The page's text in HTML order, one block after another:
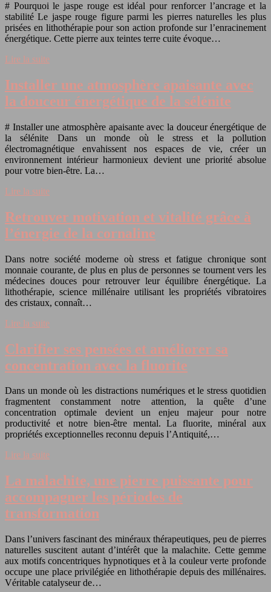
# Pourquoi le jaspe rouge est idéal pour renforcer l’ancrage et la
stabilité Le jaspe rouge figure parmi les pierres naturelles les plus
prisées en lithothérapie pour son action profonde sur l’enracinement
énergétique. Cette pierre aux teintes terre cuite évoque…
Lire la suite
Installer une atmosphère apaisante avec
la douceur énergétique de la sélénite
# Installer une atmosphère apaisante avec la douceur énergétique de
la sélénite Dans un monde où le stress et la pollution
électromagnétique envahissent nos espaces de vie, créer un
environnement intérieur harmonieux devient une priorité absolue
pour votre bien-être. La…
Lire la suite
Retrouver motivation et vitalité grâce à
l’énergie de la cornaline
Dans notre société moderne où stress et fatigue chronique sont
monnaie courante, de plus en plus de personnes se tournent vers les
médecines douces pour retrouver leur équilibre énergétique. La
lithothérapie, science millénaire utilisant les propriétés vibratoires
des cristaux, connaît…
Lire la suite
Clarifier ses pensées et améliorer sa
concentration avec la fluorite
Dans un monde où les distractions numériques et le stress quotidien
fragmentent constamment notre attention, la quête d’une
concentration optimale devient un enjeu majeur pour notre
productivité et notre bien-être mental. La fluorite, minéral aux
propriétés exceptionnelles reconnu depuis l’Antiquité,…
Lire la suite
La malachite, une pierre puissante pour
accompagner les périodes de
transformation
Dans l’univers fascinant des minéraux thérapeutiques, peu de pierres
naturelles suscitent autant d’intérêt que la malachite. Cette gemme
aux motifs concentriques hypnotiques et à la couleur verte profonde
occupe une place privilégiée en lithothérapie depuis des millénaires.
Véritable catalyseur de…